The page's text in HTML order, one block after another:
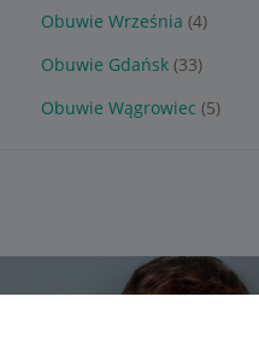
Obuwie Września (4)
Obuwie Gdańsk (33)
Obuwie Wągrowiec (5)